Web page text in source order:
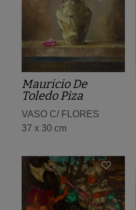
Mauricio De
Toledo Piza
VASO C/ FLORES
37 x 30 cm